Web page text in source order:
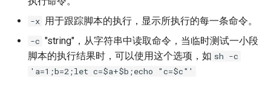
Alpine容器更改正确时区
Docker stats命令
如何创建 Mongodb 容器？
rabbitmq 3 安装与配置
ldd 命令
测试 CentOS 7 系统
XenServer 建立本地ISO SR库
XenServer Tools
LVS HA(Keepalived)
LVS RealServer绑定VIP脚本
Mysql 5.6 配置示例
Mysqlnd
Ubuntu 系统 dpkg 命令
Ubuntu 使用电信3G网络
Ubuntu 用命令修改图片
-x 用于跟踪脚本的执行，显示所执行的每一条命令。
-c "string"，从字符串中读取命令，当临时测试一小段
脚本的执行结果时，可以使用这个选项，如 sh -c
'a=1;b=2;let c=$a+$b;echo "c=$c"'